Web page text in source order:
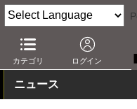
カテゴリ ログイン
AV Watch 製品 アクショ
ニュース